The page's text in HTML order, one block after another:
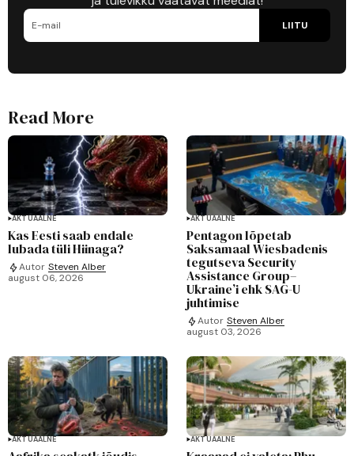
LIITU
Read More
AKTUAALNE
Kas Eesti saab endale
lubada tüli Hiinaga?
Autor Steven Alber
august 06, 2026
AKTUAALNE
Pentagon lõpetab
Saksamaal Wiesbadenis
tegutseva Security
Assistance Group–
Ukraine’i ehk SAG-U
juhtimise
Autor Steven Alber
august 03, 2026
AKTUAALNE AKTUAALNE